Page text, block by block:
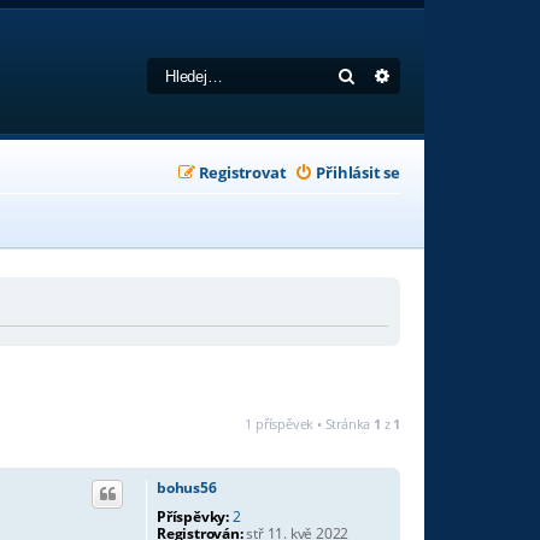
Hledat
Přihlásit se
Registrovat
1 příspěvek • Stránka 1 z 1
bohus56
Příspěvky:2
Registrován:stř 11. kvě 2022